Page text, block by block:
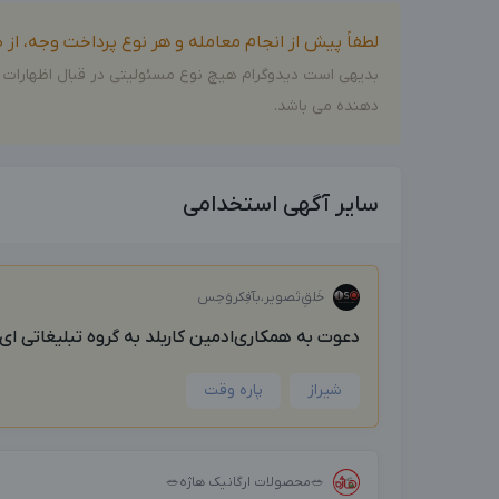
لطفاً پیش از انجام معامله و هر نوع پرداخت وجه،
بدیهی است دیدوگرام هیچ نوع مسئولیتی در قبال
دهنده می باشد.
سایر آگهی استخدامی
خَلق‌ِتَصویر،بآفِکروَحِس
دعوت به همکاری‌ادمین کاربلد به گروه تبلیغاتی
شیراز پاره وقت
🥗محصولات ارگانیک هاژه🥗